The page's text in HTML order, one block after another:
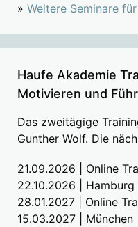
» Weitere Seminare
Haufe Akademie
Motivieren und
Das zweitägige
Gunther Wolf. Die
21.09.2026 | Online
22.10.2026 | Hamburg
28.01.2027 | Online
15.03.2027 | München